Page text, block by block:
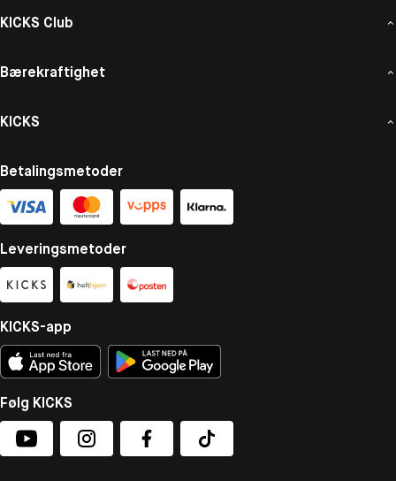
KICKS Club
Bærekraftighet
KICKS
Betalingsmetoder
Leveringsmetoder
KICKS-app
Følg KICKS